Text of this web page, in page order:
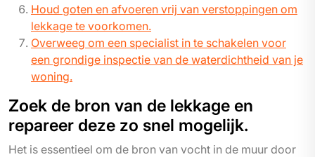
Houd goten en afvoeren vrij van verstoppingen om
lekkage te voorkomen.
Overweeg om een specialist in te schakelen voor
een grondige inspectie van de waterdichtheid van je
woning.
Zoek de bron van de lekkage en
repareer deze zo snel mogelijk.
Het is essentieel om de bron van vocht in de muur door